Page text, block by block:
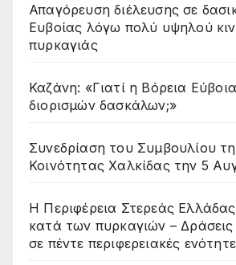
Απαγόρευση διέλευσης σε
Ευβοίας λόγω πολύ υψηλού
πυρκαγιάς
Καζάνη: «Γιατί η Βόρεια
διορισμών δασκάλων;»
Συνεδρίαση του Συμβουλίου
Κοινότητας Χαλκίδας την 5
Η Περιφέρεια Στερεάς
κατά των πυρκαγιών – Δράσεις
σε πέντε περιφερειακές